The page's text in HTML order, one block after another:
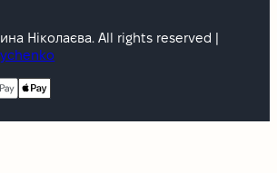
Ніколаєва. All rights reserved |